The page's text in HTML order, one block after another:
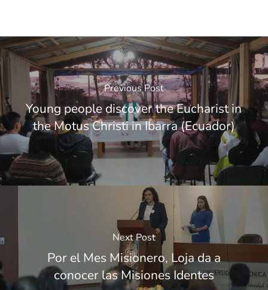
Previous Post
Young people discover the Eucharist in
the Motus Christi in Ibarra (Ecuador)
Next Post
Por el Mes Misionero, Loja da a
conocer las Misiones Identes